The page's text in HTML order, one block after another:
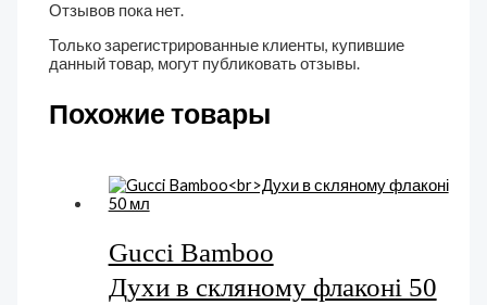
Отзывов пока нет.
Только зарегистрированные клиенты, купившие
данный товар, могут публиковать отзывы.
Похожие товары
Gucci Bamboo
Духи в скляному флаконі 50